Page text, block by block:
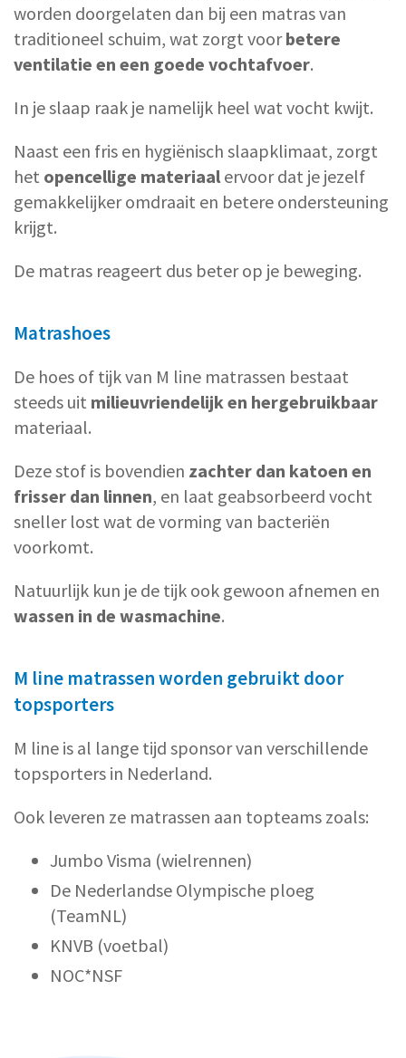
worden doorgelaten dan bij een matras van
traditioneel schuim, wat zorgt voorbetere
ventilatie en een goede vochtafvoer.
In je slaap raak je namelijk heel wat vocht kwijt.
Naast een fris en hygiënisch slaapklimaat, zorgt
het opencellige materiaal ervoor dat je jezelf
gemakkelijker omdraait en betere ondersteuning
krijgt.
De matras reageert dus beter op je beweging.
Matrashoes
De hoes of tijk van M line matrassen bestaat
steeds uit milieuvriendelijk en hergebruikbaar
materiaal.
Deze stof is bovendien zachter dan katoen en
frisser dan linnen, en laat geabsorbeerd vocht
sneller lost wat de vorming van bacteriën
voorkomt.
Natuurlijk kun je de tijk ook gewoon afnemen en
wassen in de wasmachine.
M line matrassen worden gebruikt door
topsporters
M line is al lange tijd sponsor van verschillende
topsporters in Nederland.
Ook leveren ze matrassen aan topteams zoals:
Jumbo Visma (wielrennen)
De Nederlandse Olympische ploeg
(TeamNL)
KNVB (voetbal)
NOC*NSF